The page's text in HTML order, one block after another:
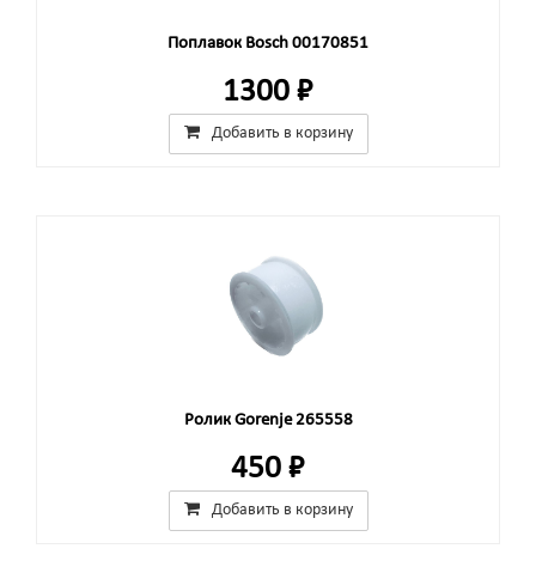
Поплавок Bosch 00170851
1300 ₽
Добавить в корзину
Ролик Gorenje 265558
450 ₽
Добавить в корзину